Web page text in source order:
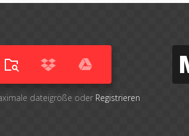
dateigröße oder Registrieren